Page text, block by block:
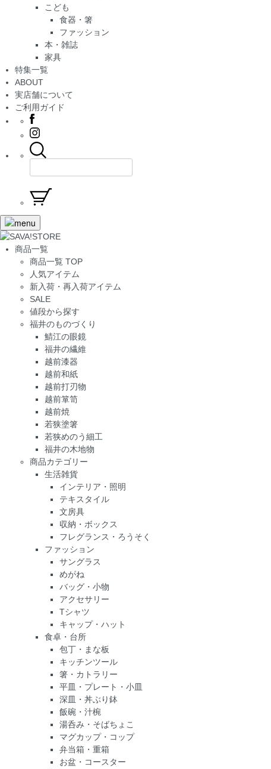
こども
食器・箸
ファッション
本・雑誌
家具
特集一覧
ABOUT
実店舗について
ご利用ガイド
商品一覧
商品一覧 TOP
人気アイテム
新入荷・再入荷アイテム
SALE
値段から探す
福井のものづくり
鯖江の眼鏡
福井の繊維
越前漆器
越前和紙
越前打刃物
越前箪笥
越前焼
若狭塗箸
若狭めのう細工
福井の木地物
商品カテゴリー
生活雑貨
インテリア・照明
テキスタイル
文房具
収納・ボックス
フレグランス・ろうそく
ファッション
サングラス
めがね
バッグ・小物
アクセサリー
Tシャツ
キャップ・ハット
食卓・台所
包丁・まな板
キッチンツール
箸・カトラリー
平皿・プレート・小皿
深皿・丼ぶり鉢
飯碗・汁椀
湯呑み・そばちょこ
マグカップ・コップ
弁当箱・重箱
お盆・コースター